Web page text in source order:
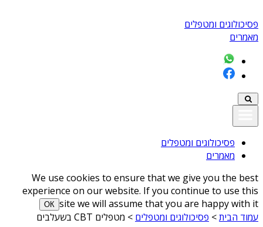
פסיכולוגים ומטפלים
מאמרים
פסיכולוגים ומטפלים
מאמרים
We use cookies to ensure that we give you the best
experience on our website. If you continue to use this
site we will assume that you are happy with it
ОК
עמוד הבית> פסיכולוגים ומטפלים > מטפלים CBT בשעלבים